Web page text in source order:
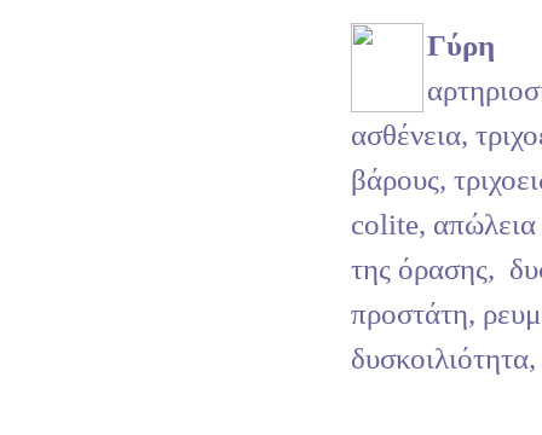
Γύρη
ασθένεια,
βάρους,
colite,
της όρασης,
προστάτη,